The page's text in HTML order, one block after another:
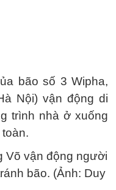
bão số 3 Wipha,
Nội) vận động di
trình nhà ở xuống